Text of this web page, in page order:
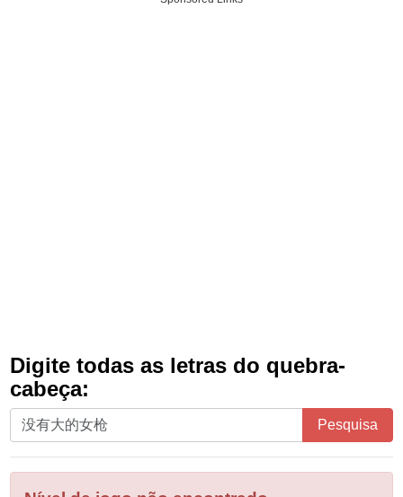
Digite todas as letras do quebra-
cabeça:
Digite
todas
as
Pesquisa